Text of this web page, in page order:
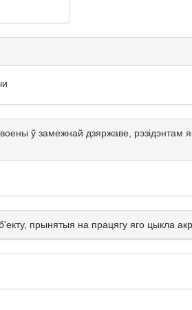
ў замежнай дзяржаве, рэзідэнтам
прынятыя на працягу яго цыкла